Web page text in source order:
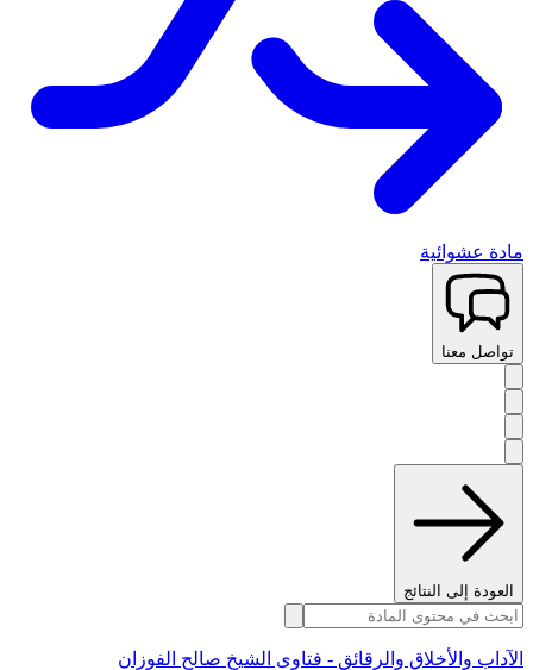
مادة عشوائية
تواصل معنا
العودة إلى النتائج
الآداب والأخلاق والرقائق - فتاوى الشيخ صالح الفوزان